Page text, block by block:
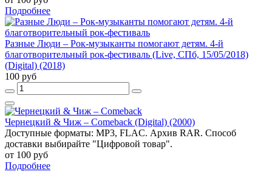
Подробнее
Разные Люди – Рок-музыканты помогают детям. 4-й
благотворительный рок-фестиваль (Live, СПб, 15/05/2018)
(Digital) (2018)
100 руб
Чернецкий & Чиж – Comeback (Digital) (2000)
Доступные форматы: MP3, FLAC. Архив RAR. Способ
доставки выбирайте "Цифровой товар".
от 100 руб
Подробнее